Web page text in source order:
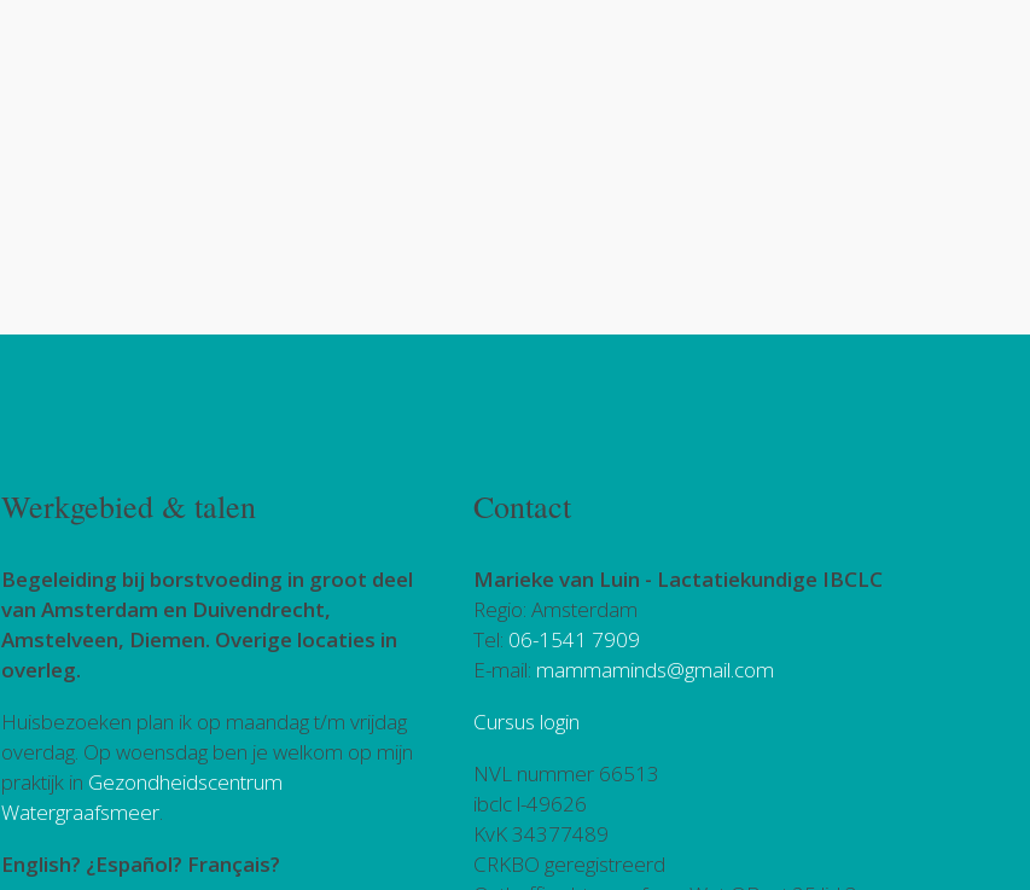
Werkgebied & talen
Begeleiding bij borstvoeding in groot deel
van Amsterdam en Duivendrecht,
Amstelveen, Diemen. Overige locaties in
overleg.
Huisbezoeken plan ik op maandag t/m vrijdag
overdag. Op woensdag ben je welkom op mijn
praktijk in Gezondheidscentrum
Watergraafsmeer
English? ¿Español? Français?
Contact
Marieke van Luin - Lactatiekundige IBCLC
Regio: Amsterdam
Tel: 06-1541 7909
E-mail: mammaminds@gmail.com
Cursus login
NVL nummer 66513
ibclc l-49626
KvK 34377489
CRKBO geregistreerd